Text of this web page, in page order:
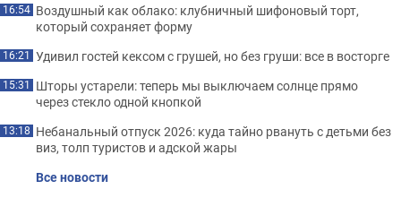
16:54 Воздушный как облако: клубничный шифоновый торт,
который сохраняет форму
16:21 Удивил гостей кексом с грушей, но без груши: все в восторге
15:31 Шторы устарели: теперь мы выключаем солнце прямо
через стекло одной кнопкой
13:18 Небанальный отпуск 2026: куда тайно рвануть с детьми без
виз, толп туристов и адской жары
Все новости